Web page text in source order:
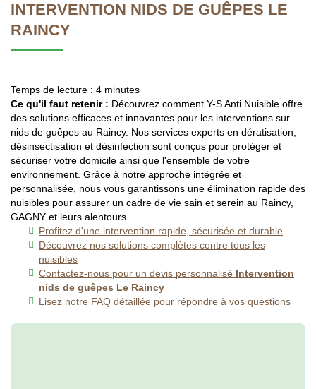
INTERVENTION NIDS DE GUÊPES LE
RAINCY
Temps de lecture : 4 minutes
Ce qu'il faut retenir : Découvrez comment Y-S Anti Nuisible offre
des solutions efficaces et innovantes pour les interventions sur
nids de guêpes au Raincy. Nos services experts en dératisation,
désinsectisation et désinfection sont conçus pour protéger et
sécuriser votre domicile ainsi que l'ensemble de votre
environnement. Grâce à notre approche intégrée et
personnalisée, nous vous garantissons une élimination rapide des
nuisibles pour assurer un cadre de vie sain et serein au Raincy,
GAGNY et leurs alentours.
Profitez d'une intervention rapide, sécurisée et durable
Découvrez nos solutions complètes contre tous les
nuisibles
Contactez-nous pour un devis personnalisé Intervention
nids de guêpes Le Raincy
Lisez notre FAQ détaillée pour répondre à vos questions